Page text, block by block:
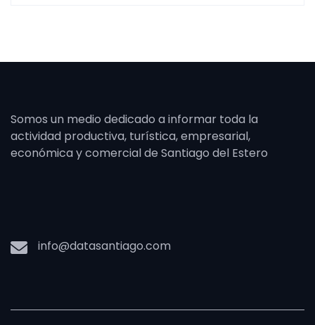
Somos un medio dedicado a informar toda la
actividad productiva, turística, empresarial,
económica y comercial de Santiago del Estero
info@datasantiago.com